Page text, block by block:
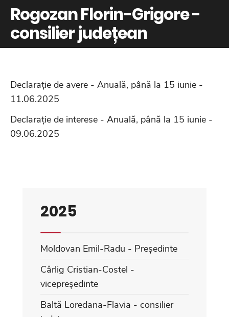
Rogozan Florin-Grigore -
consilier județean
Declarație de avere - Anuală, până la 15 iunie -
11.06.2025
Declarație de interese - Anuală, până la 15 iunie -
09.06.2025
2025
Moldovan Emil-Radu - Președinte
Cârlig Cristian-Costel -
vicepreședinte
Baltă Loredana-Flavia - consilier